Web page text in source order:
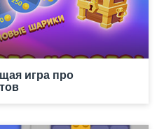
игра про